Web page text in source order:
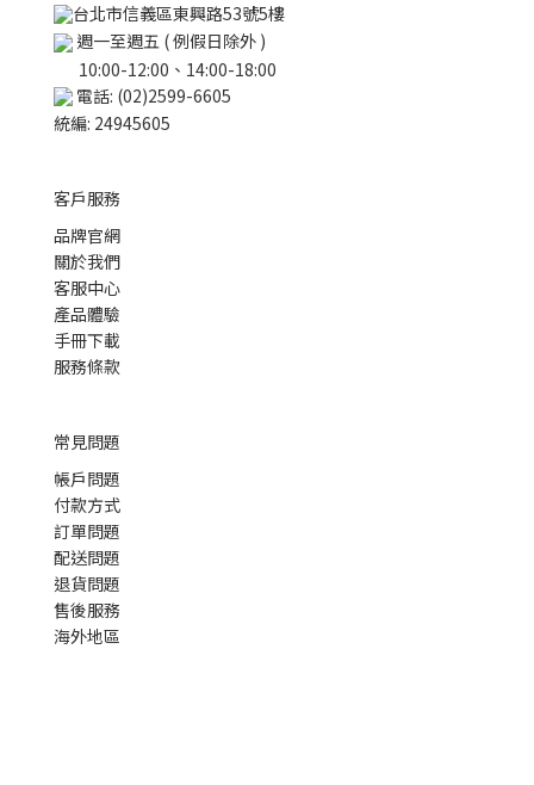
台北市信義區東興路53號5樓
週一至週五 ( 例假日除外 )
10:00-12:00、14:00-18:00
電話: (02)2599-6605
統編: 24945605
客戶服務
品牌官網
關於我們
客服中心
產品體驗
手冊下載
服務條款
常見問題
帳戶問題
付款方式
訂單問題
配送問題
退貨問題
售後服務
海外地區